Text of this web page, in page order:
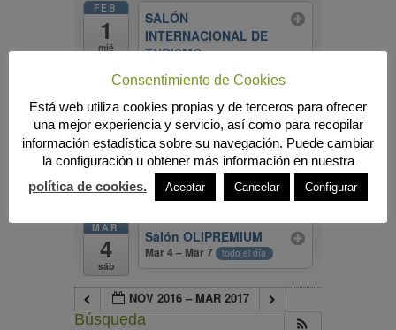
FEB
1
mié
SALÓN
INTERNACIONAL DE
TURISMO
GASTRONÓMICO
Feb 1 – Feb 5 todo el día
Master en Derecho
Agrario y Alimentario@
UNIA
Feb 1 a las 2:27 pm – Oct 31 a
las 3:27 pm
MAR
4
sáb
Salón OLIPREMIUM
Mar 4 – Mar 7 todo el día
NOV 2016 – MAR 2017
Búsqueda
Consentimiento de Cookies
Está web utiliza cookies propias y de terceros para ofrecer
una mejor experiencia y servicio, así como para recopilar
información estadística sobre su navegación. Puede cambiar
la configuración u obtener más información en nuestra
política de cookies.
Aceptar Cancelar Configurar